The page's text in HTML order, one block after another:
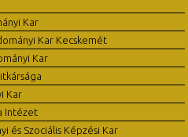
Kar
Kar Kecskemét
Kar
Kar
Intézet
és Szociális Képzési Kar